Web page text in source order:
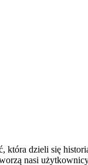
która dzieli się
nasi